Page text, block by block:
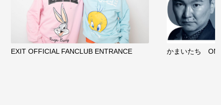
EXIT OFFICIAL FANCLUB ENTRANCE かまいたち